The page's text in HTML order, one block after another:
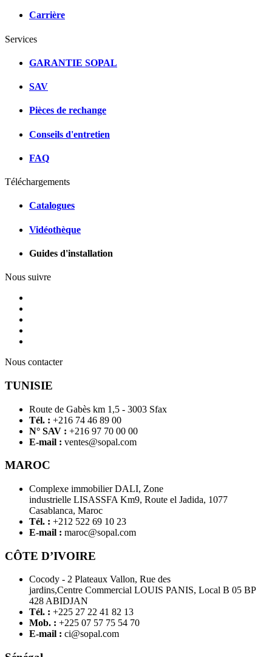
Carrière
Services
GARANTIE SOPAL
SAV
Pièces de rechange
Conseils d'entretien
FAQ
Téléchargements
Catalogues
Vidéothèque
Guides d'installation
Nous suivre
Nous contacter
TUNISIE
Route de Gabès km 1,5 - 3003 Sfax
Tél. : +216 74 46 89 00
N° SAV : +216 97 70 00 00
E-mail : ventes@sopal.com
MAROC
Complexe immobilier DALI, Zone
industrielle LISASSFA Km9, Route el Jadida, 1077
Casablanca, Maroc
Tél. : +212 522 69 10 23
E-mail : maroc@sopal.com
CÔTE D’IVOIRE
Cocody - 2 Plateaux Vallon, Rue des
jardins,Centre Commercial LOUIS PANIS, Local B 05 BP
428 ABIDJAN
Tél. : +225 27 22 41 82 13
Mob. : +225 07 57 75 54 70
E-mail : ci@sopal.com